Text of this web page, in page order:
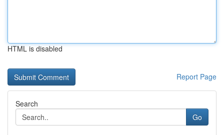
HTML is disabled
Report Page
Search
Go